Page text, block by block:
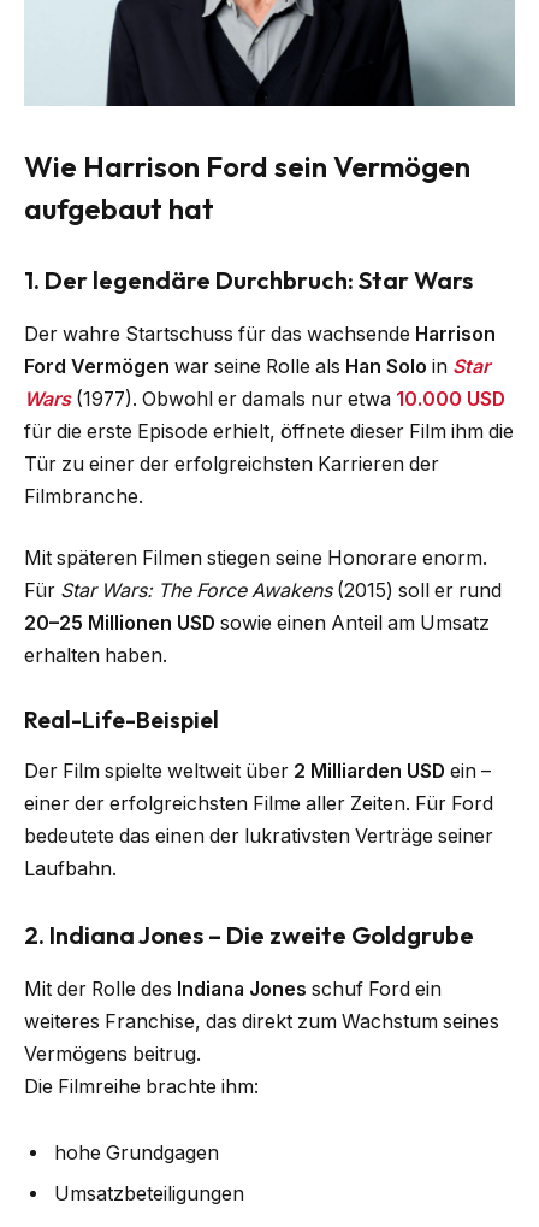
Wie Harrison Ford sein Vermögen
aufgebaut hat
1. Der legendäre Durchbruch: Star Wars
Der wahre Startschuss für das wachsende Harrison
Ford Vermögen war seine Rolle als Han Solo in Star
Wars(1977). Obwohl er damals nur etwa 10.000 USD
für die erste Episode erhielt, öffnete dieser Film ihm die
Tür zu einer der erfolgreichsten Karrieren der
Filmbranche.
Mit späteren Filmen stiegen seine Honorare enorm.
Für Star Wars: The Force Awakens(2015) soll er rund
20–25 Millionen USD sowie einen Anteil am Umsatz
erhalten haben.
Real-Life-Beispiel
Der Film spielte weltweit über 2 Milliarden USD ein –
einer der erfolgreichsten Filme aller Zeiten. Für Ford
bedeutete das einen der lukrativsten Verträge seiner
Laufbahn.
2. Indiana Jones – Die zweite Goldgrube
Mit der Rolle des Indiana Jones schuf Ford ein
weiteres Franchise, das direkt zum Wachstum seines
Vermögens beitrug.
Die Filmreihe brachte ihm:
hohe Grundgagen
Umsatzbeteiligungen